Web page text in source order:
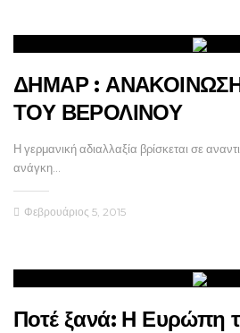
ΔΗΜΑΡ :
ΤΟΥ ΒΕΡΟΛΙΝΟΥ
Η γερμανική αδιαλλαξία βρίσκεται σε
ανάγκη…
Φεβρουάριος 5, 2015
Ποτέ ξανά: Η Ευρώπη